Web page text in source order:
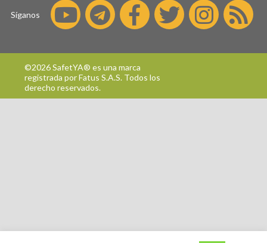
Síganos
©2026 SafetYA® es una marca
registrada porFatus S.A.S. Todos los
derecho reservados.